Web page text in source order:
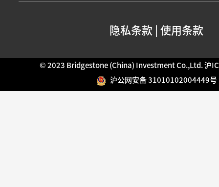
隐私条款 | 使用条款
© 2023 Bridgestone (China) Investment Co.,Ltd.沪
沪公网安备 31010102004449号